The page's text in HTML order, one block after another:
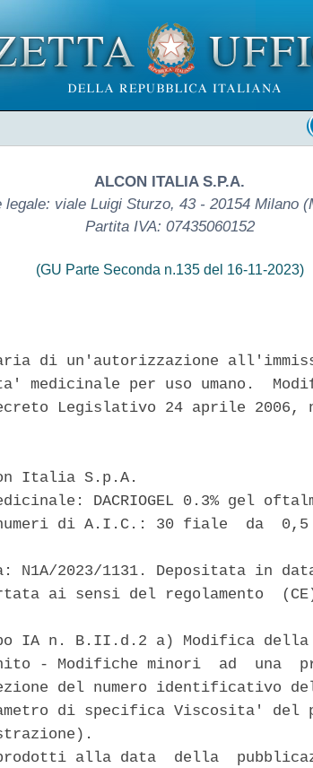
ALCON ITALIA S.P.A.
legale: viale Luigi Sturzo, 43 - 20154 Milano
Partita IVA: 07435060152
(GU Parte Seconda n.135 del 16-11-2023)
di un'autorizzazione
medicinale per uso umano.
Legislativo 24 aprile 2006,
Italia S.p.A.
DACRIOGEL 0.3% gel
di A.I.C.: 30 fiale  da  0,5
N1A/2023/1131. Depositata in
ai sensi del regolamento
IA n. B.II.d.2 a) Modifica
- Modifiche minori  ad  una
del numero identificativo
di specifica Viscosita' del
alla data  della